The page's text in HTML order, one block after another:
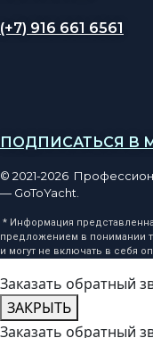
(+7) 916 661 6561
ПОДПИСАТЬСЯ В
© 2021-2026
— GoToYacht.
* Информация
предложением в понимании
и могут не включать в себя
Заказать обратный
ЗАКРЫТЬ
Заказать обратный